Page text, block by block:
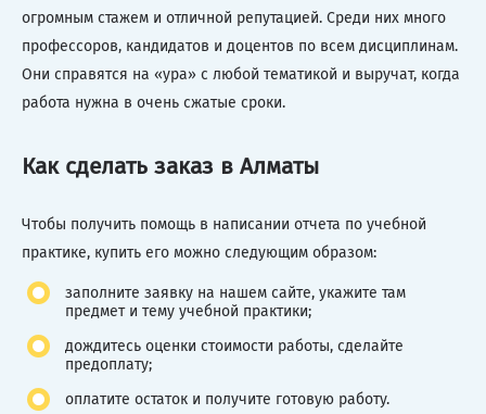
огромным стажем и отличной репутацией. Среди них много
профессоров, кандидатов и доцентов по всем дисциплинам.
Они справятся на «ура» с любой тематикой и выручат, когда
работа нужна в очень сжатые сроки.
Как сделать заказ в Алматы
Чтобы получить помощь в написании отчета по учебной
практике, купить его можно следующим образом:
заполните заявку на нашем сайте, укажите там
предмет и тему учебной практики;
дождитесь оценки стоимости работы, сделайте
предоплату;
оплатите остаток и получите готовую работу.